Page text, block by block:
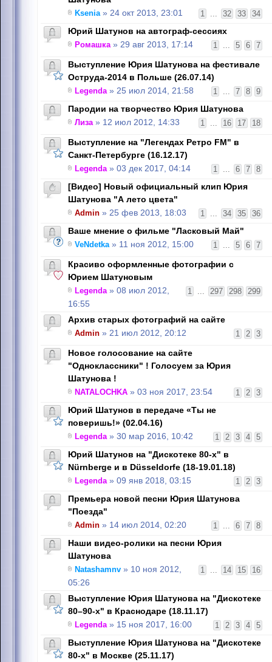
1 ... 32 33 34
Ksenia» 24 окт 2013, 23:01
Юрий Шатунов на автограф-сессиях
1 ... 5 6 7
Ромашка» 29 авг 2013, 17:14
Выступление Юрия Шатунова на фестивале
Оструда-2014 в Польше (26.07.14)
1 ... 7 8 9
Legenda» 25 июл 2014, 21:58
Пародии на творчество Юрия Шатунова
1 ... 16 17 18
Лиза» 12 июл 2012, 14:33
Выступление на "Легендах Ретро FM" в
Санкт-Петербурге (16.12.17)
1 ... 6 7 8
Legenda» 03 дек 2017, 04:14
[Видео] Новый официальный клип Юрия
Шатунова "А лето цвета"
1 ... 34 35 36
Admin » 25 фев 2013, 18:03
Ваше мнение о фильме "Ласковый Май"
1 ... 5 6 7
VeNdetka» 11 ноя 2012, 15:00
Красиво оформленные фотографии с
Юрием Шатуновым
1 ... 297 298 299
Legenda» 08 июл 2012,
16:55
Архив старых фотографий на сайте
1 2 3
Admin » 21 июл 2012, 20:12
Новое голосование на сайте
"Одноклассники" ! Голосуем за Юрия
Шатунова !
1 2 3
NATALOCHKA » 03 ноя 2017, 23:54
Юрий Шатунов в передаче «Ты не
поверишь!» (02.04.16)
1 2 3 4 5
Legenda» 30 мар 2016, 10:42
Юрий Шатунов на "Дискотеке 80-х" в
Nürnbergе и в Düsseldorfе (18-19.01.18)
1 2 3
Legenda» 09 янв 2018, 03:15
Премьера новой песни Юрия Шатунова
"Поезда"
1 ... 6 7 8
Admin » 14 июл 2014, 02:20
Наши видео-ролики на песни Юрия
Шатунова
1 ... 14 15 16
Natashamnv » 10 ноя 2012,
05:26
Выступление Юрия Шатунова на "Дискотеке
80–90-х" в Краснодаре (18.11.17)
1 2 3 4 5
Legenda» 15 ноя 2017, 16:00
Выступление Юрия Шатунова на "Дискотеке
80-х" в Москве (25.11.17)